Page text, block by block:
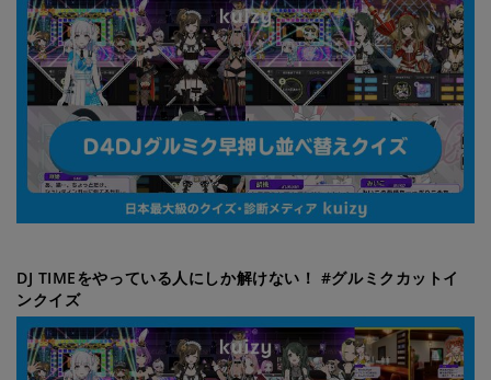
DJ TIMEをやっている人にしか解けない！ #グルミクカットイ
ンクイズ